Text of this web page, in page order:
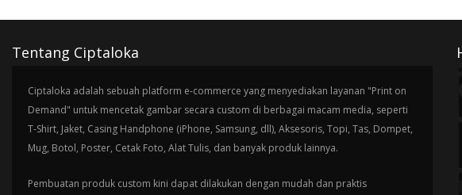
Tentang Ciptaloka
Ciptaloka adalah sebuah platform e-commerce yang menyediakan layanan "Print on
Demand" untuk mencetak gambar secara custom di berbagai macam media, seperti
T-Shirt, Jaket, Casing Handphone (iPhone, Samsung, dll), Aksesoris, Topi, Tas, Dompet,
Mug, Botol, Poster, Cetak Foto, Alat Tulis, dan banyak produk lainnya.
Pembuatan produk custom kini dapat dilakukan dengan mudah dan praktis